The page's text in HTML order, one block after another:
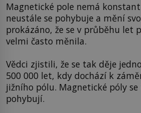
Magnetické pole nemá
neustále se pohybuje a mění
prokázáno, že se v průběhu let
velmi často měnila.
Vědci zjistili, že se tak děje
500 000 let, kdy dochází k
jižního pólu. Magnetické póly
pohybují.